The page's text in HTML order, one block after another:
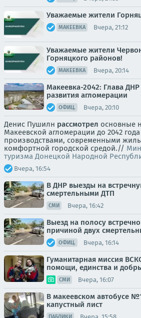
Уважаемые жители
МАКЕЕВКА Вчера, 21:12
Уважаемые жители
Горняцкого районов!
МАКЕЕВКА Вчера, 20:14
Макеевка-2042: Глава ДНР
развития агломерации
ОФИЦ. Вчера, 20:10
Денис Пушилн рассмотрел основные
Макеевской агломерации до 2042
производствами, современными
комфортной городской средой.//
туризма Донецкой Народной
Вчера, 16:54
В ДНР выезды на
смертельными ДТП
СМИ Вчера, 16:42
Выезд на полосу
причиной двух
ОФИЦ. Вчера, 16:14
Гуманитарная миссия
помощи, единства и
СМИ Вчера, 16:07
В макеевском автобусе
капустный лист